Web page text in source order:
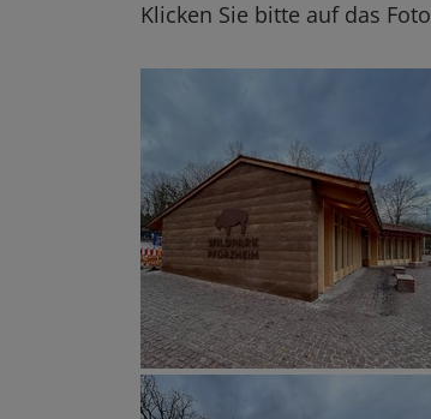
Klicken Sie bitte auf das